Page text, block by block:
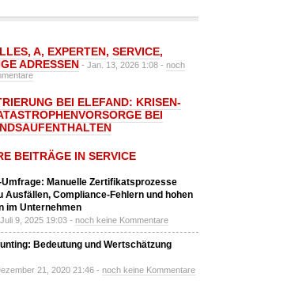
, A, EXPERTEN, SERVICE,
ADRESSEN - Jan. 13, 2026 1:08 - noch
BEI ELEFAND: KRISEN-
BEI
BEITRÄGE IN SERVICE
Umfrage: Manuelle Zertifikatsprozesse
Ausfällen, Compliance-Fehlern und hohen
im Unternehmen
9, 2025 19:03 - noch keine Kommentare
Bedeutung und Wertschätzung
21, 2020 21:46 - noch keine Kommentare